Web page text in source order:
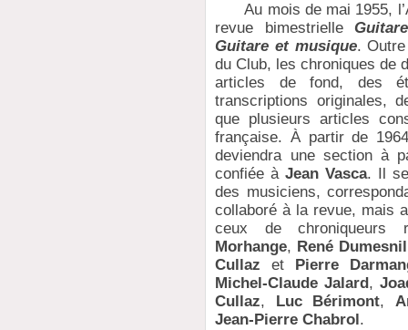
Au mois de mai 1955,
revue bimestrielle Guitare
Guitare et musique.
du Club, les chroniques de
articles de fond, des
transcriptions originales,
que plusieurs articles
française. À partir de
deviendra une section à
confiée àJean Vasca. Il
des musiciens,
collaboré à la revue, mais
ceux de chroniqueurs
Morhange, René Dumesnil
Cullaz et
Pierre
Michel-Claude Jalard ,
Cullaz, Luc Bérimont,
Jean-Pierre Chabrol .